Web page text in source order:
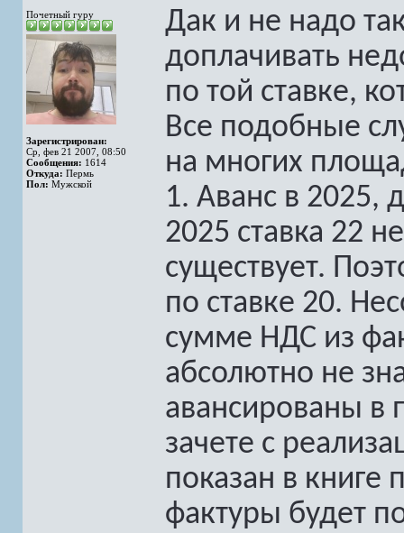
Почетный гуру
Зарегистрирован:
Ср, фев 21 2007, 08:50
Сообщения: 1614
Откуда: Пермь
Пол: Мужской
Дак и не надо
доплачивать
по той ставке,
Все подобные
на многих
1. Аванс в 2025,
2025 ставка 22
существует.
по ставке 20.
сумме НДС из
абсолютно не
авансированы в
зачете с
показан в книге
фактуры будет